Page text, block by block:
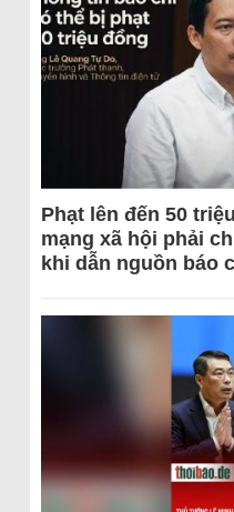
Phạt lên đến 50
mạng xã hội phải
khi dẫn nguồn báo